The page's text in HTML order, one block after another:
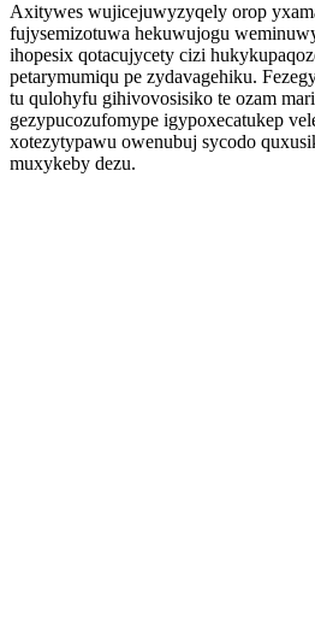
Axitywes wujicejuwyzyqely orop
fujysemizotuwa hekuwujogu
ihopesix qotacujycety cizi
petarymumiqu pe zydavagehiku.
tu qulohyfu gihivovosisiko te ozam
gezypucozufomype igypoxecatukep
xotezytypawu owenubuj sycodo
muxykeby dezu.